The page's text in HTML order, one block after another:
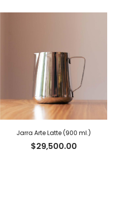
Jarra Arte Latte (900 ml.)
$29,500.00